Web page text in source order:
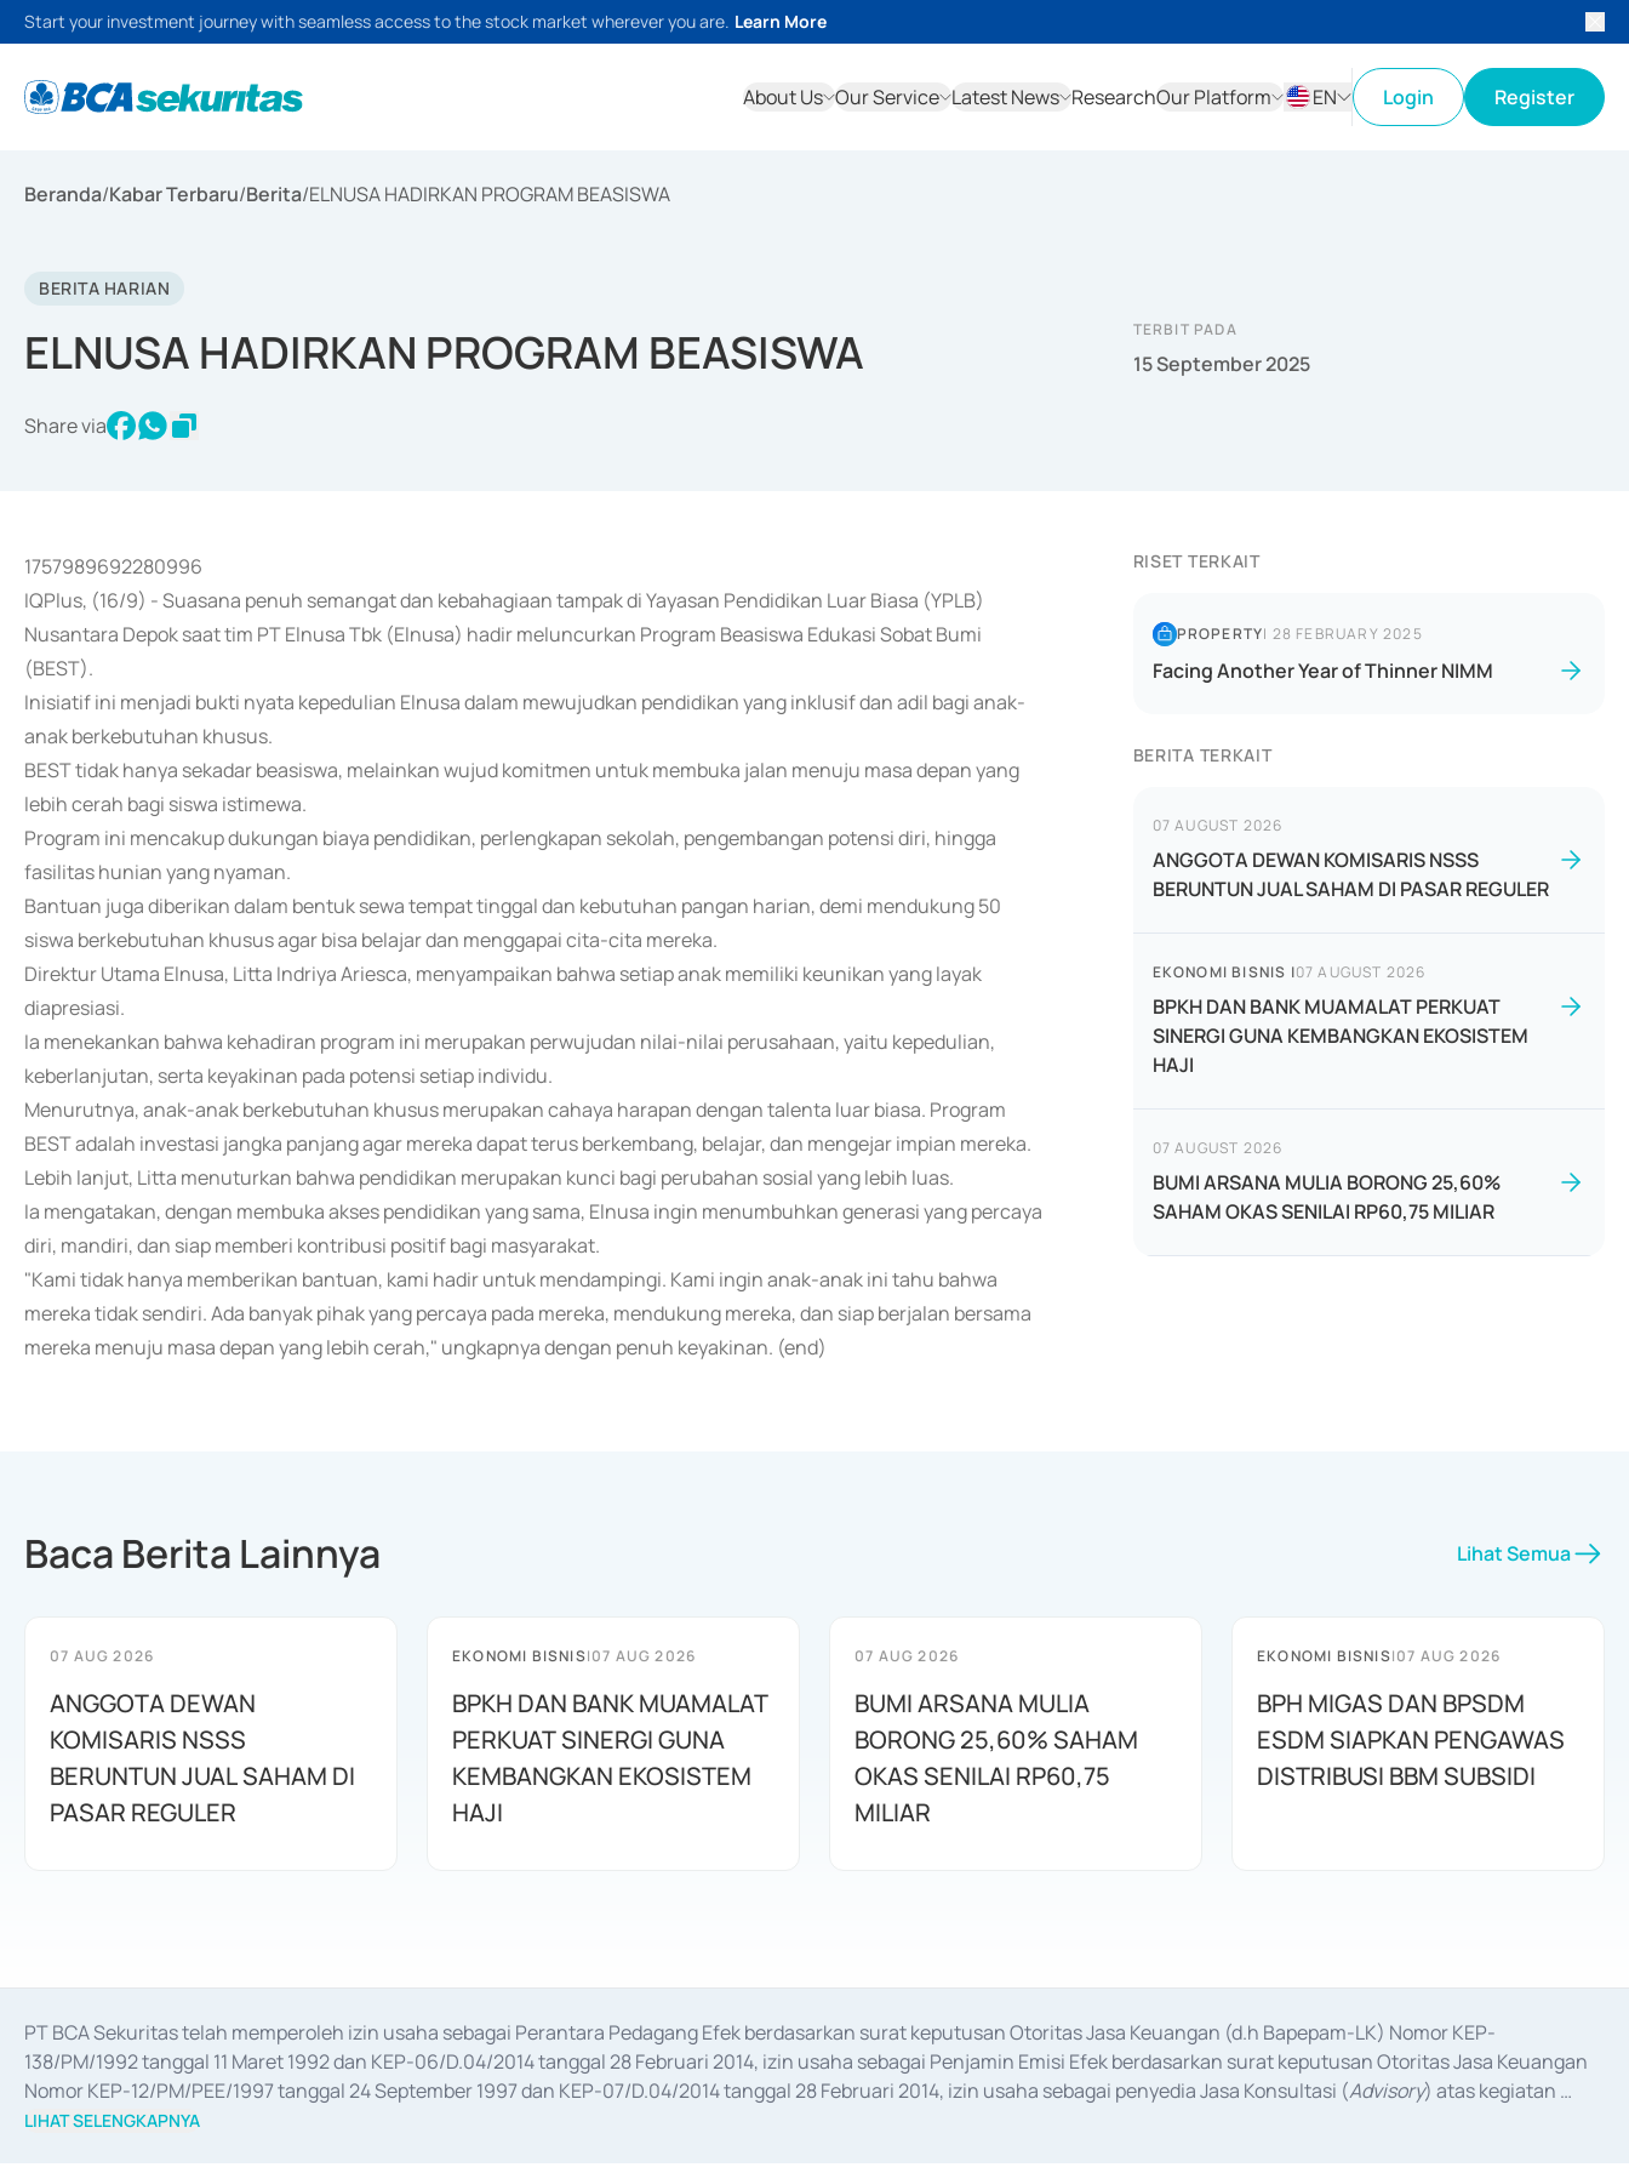
Start your investment journey with seamless access to the stock market wherever you are. Learn More
About Us Our Service Latest News ResearchOur Platform
EN
Login Register
Beranda/Kabar Terbaru/Berita/ELNUSA HADIRKAN PROGRAM BEASISWA
BERITA HARIAN
ELNUSA HADIRKAN PROGRAM BEASISWA
Share via
TERBIT PADA
15 September 2025
1757989692280996
IQPlus, (16/9) - Suasana penuh semangat dan kebahagiaan tampak di Yayasan Pendidikan Luar Biasa (YPLB)
Nusantara Depok saat tim PT Elnusa Tbk (Elnusa) hadir meluncurkan Program Beasiswa Edukasi Sobat Bumi
(BEST).
Inisiatif ini menjadi bukti nyata kepedulian Elnusa dalam mewujudkan pendidikan yang inklusif dan adil bagi anak-
anak berkebutuhan khusus.
BEST tidak hanya sekadar beasiswa, melainkan wujud komitmen untuk membuka jalan menuju masa depan yang
lebih cerah bagi siswa istimewa.
Program ini mencakup dukungan biaya pendidikan, perlengkapan sekolah, pengembangan potensi diri, hingga
fasilitas hunian yang nyaman.
Bantuan juga diberikan dalam bentuk sewa tempat tinggal dan kebutuhan pangan harian, demi mendukung 50
siswa berkebutuhan khusus agar bisa belajar dan menggapai cita-cita mereka.
Direktur Utama Elnusa, Litta Indriya Ariesca, menyampaikan bahwa setiap anak memiliki keunikan yang layak
diapresiasi.
Ia menekankan bahwa kehadiran program ini merupakan perwujudan nilai-nilai perusahaan, yaitu kepedulian,
keberlanjutan, serta keyakinan pada potensi setiap individu.
Menurutnya, anak-anak berkebutuhan khusus merupakan cahaya harapan dengan talenta luar biasa. Program
BEST adalah investasi jangka panjang agar mereka dapat terus berkembang, belajar, dan mengejar impian mereka.
Lebih lanjut, Litta menuturkan bahwa pendidikan merupakan kunci bagi perubahan sosial yang lebih luas.
Ia mengatakan, dengan membuka akses pendidikan yang sama, Elnusa ingin menumbuhkan generasi yang percaya
diri, mandiri, dan siap memberi kontribusi positif bagi masyarakat.
"Kami tidak hanya memberikan bantuan, kami hadir untuk mendampingi. Kami ingin anak-anak ini tahu bahwa
mereka tidak sendiri. Ada banyak pihak yang percaya pada mereka, mendukung mereka, dan siap berjalan bersama
mereka menuju masa depan yang lebih cerah," ungkapnya dengan penuh keyakinan. (end)
RISET TERKAIT
PROPERTY| 28 FEBRUARY 2025
Facing Another Year of Thinner NIMM
BERITA TERKAIT
07 AUGUST 2026
ANGGOTA DEWAN KOMISARIS NSSS
BERUNTUN JUAL SAHAM DI PASAR REGULER
EKONOMI BISNIS |07 AUGUST 2026
BPKH DAN BANK MUAMALAT PERKUAT
SINERGI GUNA KEMBANGKAN EKOSISTEM
HAJI
07 AUGUST 2026
BUMI ARSANA MULIA BORONG 25,60%
SAHAM OKAS SENILAI RP60,75 MILIAR
Baca Berita Lainnya Lihat Semua
07 AUG 2026
ANGGOTA DEWAN
KOMISARIS NSSS
BERUNTUN JUAL SAHAM DI
PASAR REGULER
EKONOMI BISNIS|07 AUG 2026
BPKH DAN BANK MUAMALAT
PERKUAT SINERGI GUNA
KEMBANGKAN EKOSISTEM
HAJI
07 AUG 2026
BUMI ARSANA MULIA
BORONG 25,60% SAHAM
OKAS SENILAI RP60,75
MILIAR
EKONOMI BISNIS|07 AUG 2026
BPH MIGAS DAN BPSDM
ESDM SIAPKAN PENGAWAS
DISTRIBUSI BBM SUBSIDI
PT BCA Sekuritas telah memperoleh izin usaha sebagai Perantara Pedagang Efek berdasarkan surat keputusan Otoritas Jasa Keuangan (d.h Bapepam-LK) Nomor KEP-
138/PM/1992 tanggal 11 Maret 1992 dan KEP-06/D.04/2014 tanggal 28 Februari 2014, izin usaha sebagai Penjamin Emisi Efek berdasarkan surat keputusan Otoritas Jasa Keuangan
Nomor KEP-12/PM/PEE/1997 tanggal 24 September 1997 dan KEP-07/D.04/2014 tanggal 28 Februari 2014, izin usaha sebagai penyedia Jasa Konsultasi (Advisory) atas kegiatan
merger, akuisisi, divestasi, dan
LIHAT SELENGKAPNYA